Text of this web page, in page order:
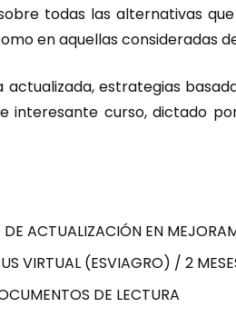
todas las alternativas
en aquellas consideradas
estrategias
interesante curso, dictado
DE ACTUALIZACIÓN EN
VIRTUAL (ESVIAGRO) / 2
DE LECTURA